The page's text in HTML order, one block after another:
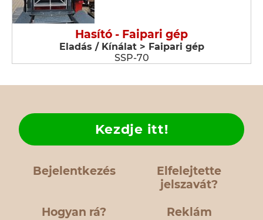
Hasító - Faipari gép
Eladás / Kínálat > Faipari gép
SSP-70
Bejelentkezés
Elfelejtette
jelszavát?
Hogyan rá?
Kezdje itt!
Reklám